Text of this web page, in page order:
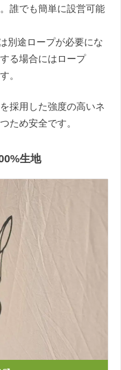
誰でも簡単に設営可能
別途ロープが必要にな
る場合にはロープ
。
採用した強度の高いネ
ため安全です。
生地